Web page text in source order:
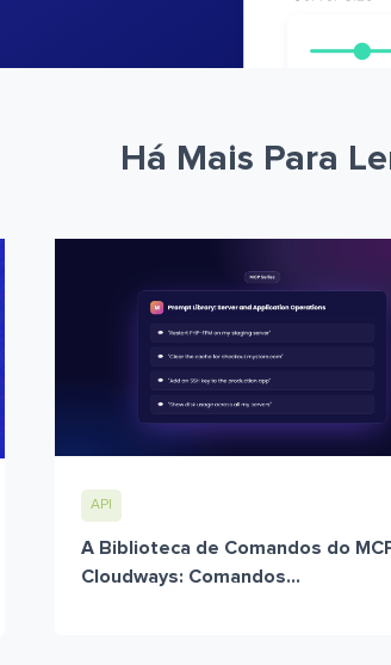
Há Mais Para
API
A Biblioteca de Comandos do
Cloudways: Comandos...